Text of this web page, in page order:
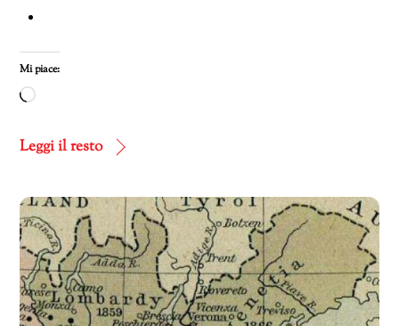
Mi piace:
Caricamento
corso…
Leggi il resto